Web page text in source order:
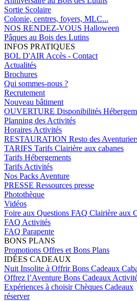
Sortie Scolaire
Colonie, centres, foyers, MLC...
NOS RENDEZ-VOUS Halloween
Pâques au Bois des Lutins
INFOS PRATIQUES
BOL D'AIR Accès - Contact
Actualités
Brochures
Qui sommes-nous ?
Recrutement
Nouveau bâtiment
OUVERTURE Disponibilités
Planning des Activités
Horaires Activités
RESTAURATION Resto des
TARIFS Tarifs Clairière aux cabanes
Tarifs Hébergements
Tarifs Activités
Nos Packs Aventure
PRESSE Ressources presse
Photothèque
Vidéos
Foire aux Questions FAQ Clairière aux
FAQ Activités
FAQ Parapente
BONS PLANS
Promotions Offres et Bons Plans
IDÉES CADEAUX
Nuit Insolite à OffrirBons Cadeaux
Offrez l’Aventure Bons Cadeaux
Expériences à choisirChèques Cadeaux
réserver